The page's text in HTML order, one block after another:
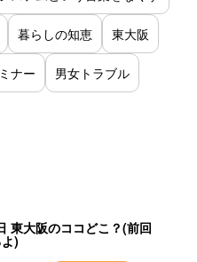
暮らしの知恵 東大阪
ナー 男女トラブル
東大阪のココどこ？(前回
)